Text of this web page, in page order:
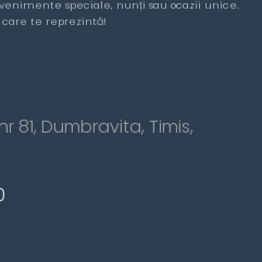
speciale, nunți sau ocazii unice.
te reprezintă!
81, Dumbravita, Timis,